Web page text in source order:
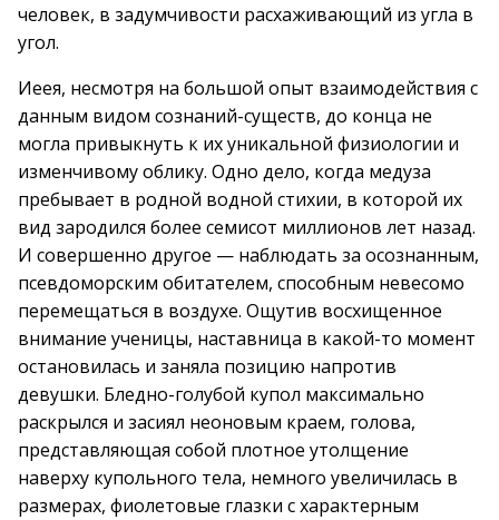
человек, в задумчивости расхаживающий из угла в
угол.
Иеея, несмотря на большой опыт взаимодействия с
данным видом сознаний-существ, до конца не
могла привыкнуть к их уникальной физиологии и
изменчивому облику. Одно дело, когда медуза
пребывает в родной водной стихии, в которой их
вид зародился более семисот миллионов лет назад.
И совершенно другое — наблюдать за осознанным,
псевдоморским обитателем, способным невесомо
перемещаться в воздухе. Ощутив восхищенное
внимание ученицы, наставница в какой-то момент
остановилась и заняла позицию напротив
девушки. Бледно-голубой купол максимально
раскрылся и засиял неоновым краем, голова,
представляющая собой плотное утолщение
наверху купольного тела, немного увеличилась в
размерах, фиолетовые глазки с характерным